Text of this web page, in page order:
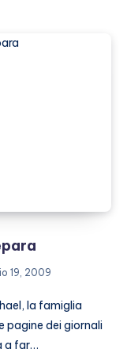
19, 2009
la famiglia
pagine dei giornali
a far…